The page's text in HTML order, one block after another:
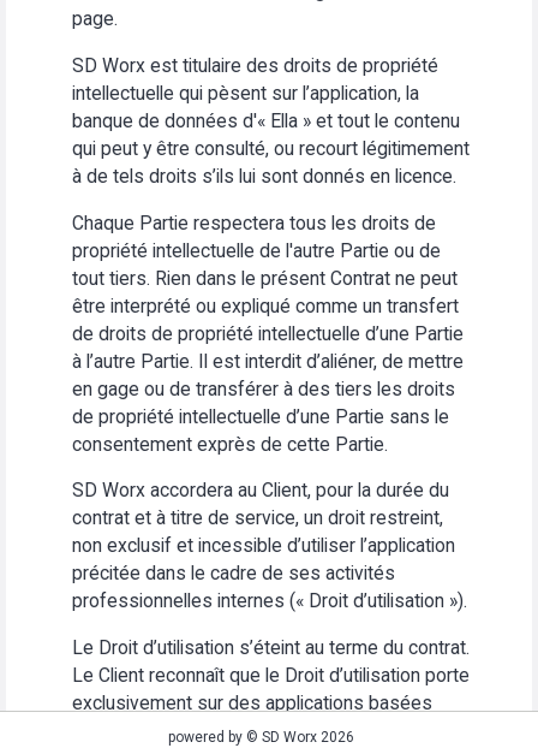
page.
SD Worx est titulaire des droits de propriété
intellectuelle qui pèsent sur l’application, la
banque de données d'« Ella » et tout le contenu
qui peut y être consulté, ou recourt légitimement
à de tels droits s’ils lui sont donnés en licence.
Chaque Partie respectera tous les droits de
propriété intellectuelle de l'autre Partie ou de
tout tiers. Rien dans le présent Contrat ne peut
être interprété ou expliqué comme un transfert
de droits de propriété intellectuelle d’une Partie
à l’autre Partie. Il est interdit d’aliéner, de mettre
en gage ou de transférer à des tiers les droits
de propriété intellectuelle d’une Partie sans le
consentement exprès de cette Partie.
SD Worx accordera au Client, pour la durée du
contrat et à titre de service, un droit restreint,
non exclusif et incessible d’utiliser l’application
précitée dans le cadre de ses activités
professionnelles internes (« Droit d’utilisation »).
Le Droit d’utilisation s’éteint au terme du contrat.
Le Client reconnaît que le Droit d’utilisation porte
exclusivement sur des applications basées
Web. Le Client s’abstiendra (i) d’utiliser
powered by © SD Worx 2026